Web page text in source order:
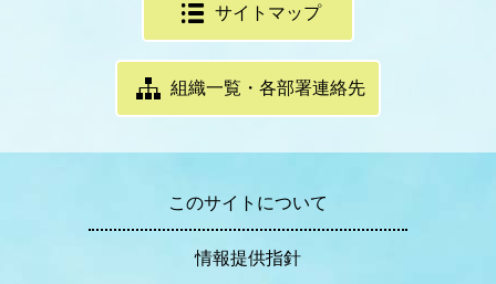
サイトマップ
組織一覧・各部署連絡先
このサイトについて
情報提供指針